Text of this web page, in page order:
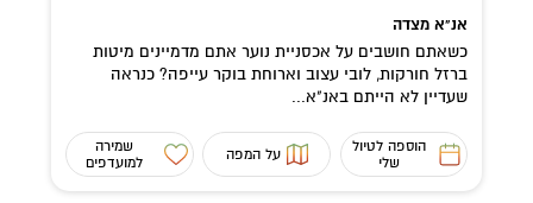
אנ"א מצדה
כשאתם חושבים על אכסניית נוער אתם מדמיינים מיטות
ברזל חורקות, לובי עצוב וארוחת בוקר עייפה? כנראה
שעדיין לא הייתם באנ"א...
הוספה לטיול
שלי
על המפה
שמירה
למועדפים